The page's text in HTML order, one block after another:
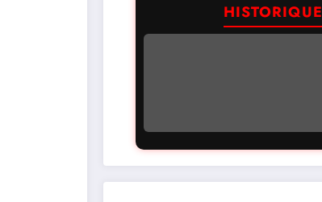
HISTORIQUE